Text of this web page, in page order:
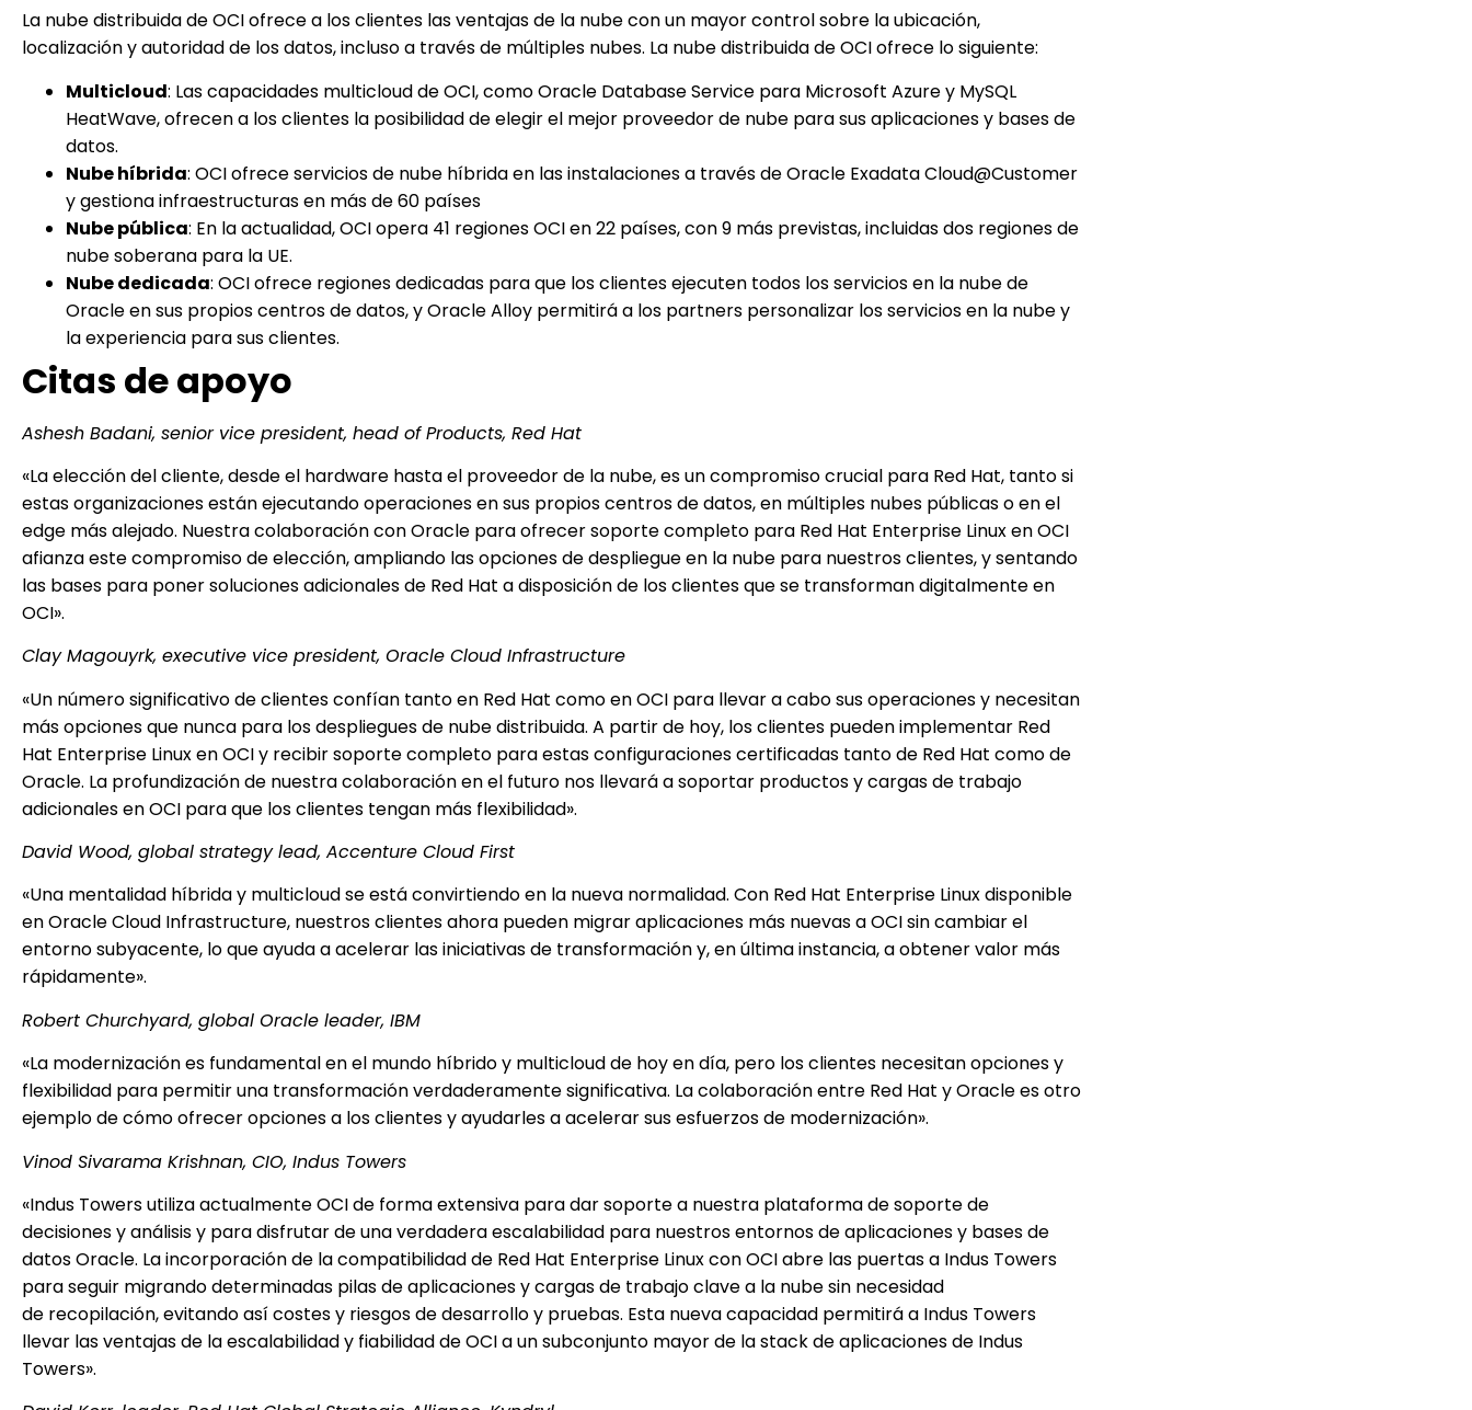
La nube distribuida de OCI ofrece a los clientes las ventajas de la nube con un mayor control sobre la ubicación,
localización y autoridad de los datos, incluso a través de múltiples nubes. La nube distribuida de OCI ofrece lo siguiente:
Multicloud: Las capacidades multicloud de OCI, como Oracle Database Service para Microsoft Azure y MySQL
HeatWave, ofrecen a los clientes la posibilidad de elegir el mejor proveedor de nube para sus aplicaciones y bases de
datos.
Nube híbrida: OCI ofrece servicios de nube híbrida en las instalaciones a través de Oracle Exadata Cloud@Customer
y gestiona infraestructuras en más de 60 países
Nube pública: En la actualidad, OCI opera 41 regiones OCI en 22 países, con 9 más previstas, incluidas dos regiones de
nube soberana para la UE.
Nube dedicada: OCI ofrece regiones dedicadas para que los clientes ejecuten todos los servicios en la nube de
Oracle en sus propios centros de datos, y Oracle Alloy permitirá a los partners personalizar los servicios en la nube y
la experiencia para sus clientes.
Citas de apoyo
Ashesh Badani, senior vice president, head of Products, Red Hat
«La elección del cliente, desde el hardware hasta el proveedor de la nube, es un compromiso crucial para Red Hat, tanto si
estas organizaciones están ejecutando operaciones en sus propios centros de datos, en múltiples nubes públicas o en el
edge más alejado. Nuestra colaboración con Oracle para ofrecer soporte completo para Red Hat Enterprise Linux en OCI
afianza este compromiso de elección, ampliando las opciones de despliegue en la nube para nuestros clientes, y sentando
las bases para poner soluciones adicionales de Red Hat a disposición de los clientes que se transforman digitalmente en
OCI».
Clay Magouyrk, executive vice president, Oracle Cloud Infrastructure
«Un número significativo de clientes confían tanto en Red Hat como en OCI para llevar a cabo sus operaciones y necesitan
más opciones que nunca para los despliegues de nube distribuida. A partir de hoy, los clientes pueden implementar Red
Hat Enterprise Linux en OCI y recibir soporte completo para estas configuraciones certificadas tanto de Red Hat como de
Oracle. La profundización de nuestra colaboración en el futuro nos llevará a soportar productos y cargas de trabajo
adicionales en OCI para que los clientes tengan más flexibilidad».
David Wood, global strategy lead, Accenture Cloud First
«Una mentalidad híbrida y multicloud se está convirtiendo en la nueva normalidad. Con Red Hat Enterprise Linux disponible
en Oracle Cloud Infrastructure, nuestros clientes ahora pueden migrar aplicaciones más nuevas a OCI sin cambiar el
entorno subyacente, lo que ayuda a acelerar las iniciativas de transformación y, en última instancia, a obtener valor más
rápidamente».
Robert Churchyard, global Oracle leader, IBM
«La modernización es fundamental en el mundo híbrido y multicloud de hoy en día, pero los clientes necesitan opciones y
flexibilidad para permitir una transformación verdaderamente significativa. La colaboración entre Red Hat y Oracle es otro
ejemplo de cómo ofrecer opciones a los clientes y ayudarles a acelerar sus esfuerzos de modernización».
Vinod Sivarama Krishnan, CIO, Indus Towers
«Indus Towers utiliza actualmente OCI de forma extensiva para dar soporte a nuestra plataforma de soporte de
decisiones y análisis y para disfrutar de una verdadera escalabilidad para nuestros entornos de aplicaciones y bases de
datos Oracle. La incorporación de la compatibilidad de Red Hat Enterprise Linux con OCI abre las puertas a Indus Towers
para seguir migrando determinadas pilas de aplicaciones y cargas de trabajo clave a la nube sin necesidad
de recopilación, evitando así costes y riesgos de desarrollo y pruebas. Esta nueva capacidad permitirá a Indus Towers
llevar las ventajas de la escalabilidad y fiabilidad de OCI a un subconjunto mayor de la stack de aplicaciones de Indus
Towers».